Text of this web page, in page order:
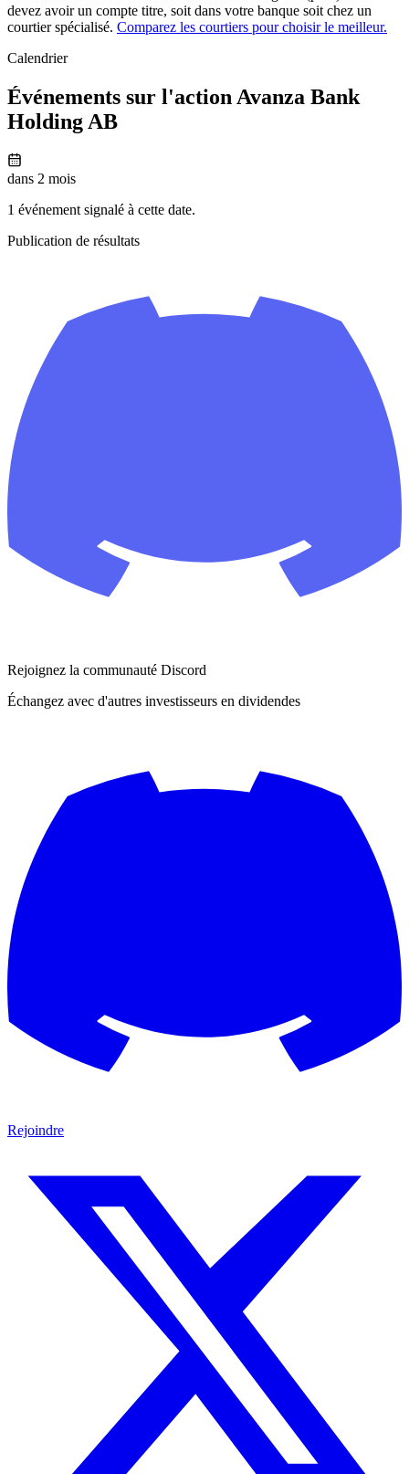
devez avoir un compte titre, soit dans votre banque soit chez un
courtier spécialisé. Comparez les courtiers pour choisir le meilleur.
Calendrier
Événements sur l'action Avanza Bank
Holding AB
dans 2 mois
1 événement signalé à cette date.
Publication de résultats
Rejoignez la communauté Discord
Échangez avec d'autres investisseurs en dividendes
Rejoindre